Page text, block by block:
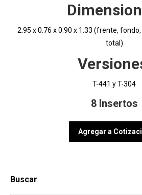
2.95 x 0.76 x 0.90 x 1.33 (frente,
total)
T-441 y T-304
8 Insertos
Agregar a
Buscar